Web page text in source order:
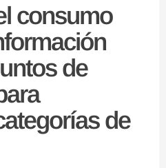
consumo
de
de